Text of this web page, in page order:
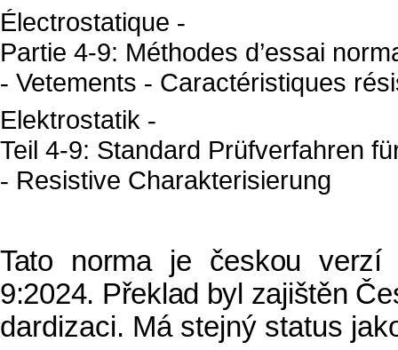
Électrostatique -
Partie 4-9: Méthodes d’essai
- Vetements - Caractéristiques
Elektrostatik -
Teil 4-9: Standard Prüfverfahren
- Resistive Charakterisierung
Tato norma je českou
9:2024. Překlad byl zajištěn
dardizaci. Má stejný status